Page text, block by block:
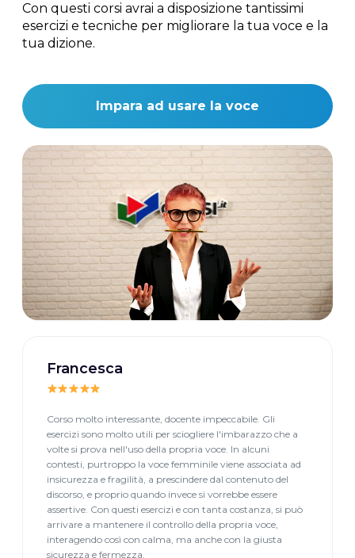
Con questi corsi avrai a disposizione tantissimi
esercizi e tecniche per migliorare la tua voce e la
tua dizione.
Impara ad usare la voce
Francesca
Corso molto interessante, docente impeccabile. Gli
esercizi sono molto utili per sciogliere l'imbarazzo che a
volte si prova nell'uso della propria voce. In alcuni
contesti, purtroppo la voce femminile viene associata ad
insicurezza e fragilità, a prescindere dal contenuto del
discorso, e proprio quando invece si vorrebbe essere
assertive. Con questi esercizi e con tanta costanza, si può
arrivare a mantenere il controllo della propria voce,
interagendo così con calma, ma anche con la giusta
sicurezza e fermezza.